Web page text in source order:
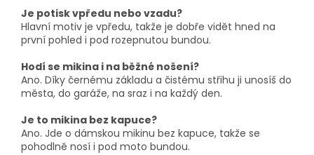
Je potisk vpředu nebo vzadu?
Hlavní motiv je vpředu, takže je dobře vidět hned na
první pohled i pod rozepnutou bundou.
Hodí se mikina i na běžné nošení?
Ano. Díky černému základu a čistému střihu ji unosíš do
města, do garáže, na sraz i na každý den.
Je to mikina bez kapuce?
Ano. Jde o dámskou mikinu bez kapuce, takže se
pohodlně nosí i pod moto bundou.